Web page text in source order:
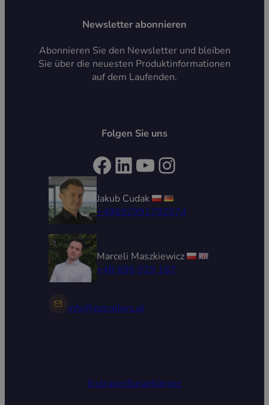
Newsletter abonnieren
Abonnieren Sie den Newsletter und bleiben
Sie über die neuesten Produktinformationen
auf dem Laufenden.
Folgen Sie uns
Facebook LinkedIn YouTube Instagram
Jakub Cudak
+49692991782074
Marceli Maszkiewicz
+48 696 029 167
info@zptrailers.pl
EistrailerBaranhänger